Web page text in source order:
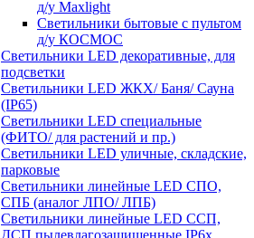
д/у Maxlight
Светильники бытовые с пультом
д/у КОСМОС
Светильники LED декоративные, для
подсветки
Светильники LED ЖКХ/ Баня/ Сауна
(IP65)
Светильники LED специальные
(ФИТО/ для растений и пр.)
Светильники LED уличные, складские,
парковые
Светильники линейные LED СПО,
СПБ (аналог ЛПО/ ЛПБ)
Светильники линейные LED ССП,